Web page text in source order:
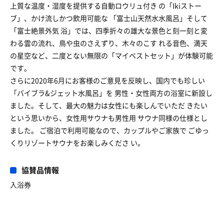
上質な温度・湿度を提供する自動ロウリュ付き の「Ikiストー
ブ」、かけ流しかつ飲用可能な 「富士山天然水水風呂」そして
「富士絶景外気 浴」では、四季折々の雄大な景色と刻一刻と変
わる雲の流れ、鳥や虫のさえずり、木々のこす れる音色、満天
の星空など、二度とない無限の「マイベストセット」が体験可能
です。
さらに2020年6月にお客様のご意見を反映し、国内でも珍しい
「バイブラ&ジェット水風呂」を 男性・女性両方の浴室に新設し
ました。そして、最大の魅力は女性にも楽しんでいただ きたい
という思いから、女性用サウナも男性用 サウナ同様の仕様とし
ました。 ご宿泊で利用可能なので、カップルやご家族で ごゆっ
くりリゾートサウナをお楽しみくださ い。
協賛品情報
入浴券